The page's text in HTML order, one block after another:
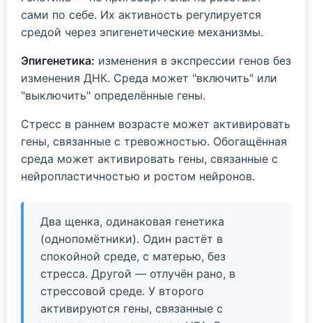
сами по себе. Их активность регулируется
средой через эпигенетические механизмы.
Эпигенетика: изменения в экспрессии генов без
изменения ДНК. Среда может "включить" или
"выключить" определённые гены.
Стресс в раннем возрасте может активировать
гены, связанные с тревожностью. Обогащённая
среда может активировать гены, связанные с
нейропластичностью и ростом нейронов.
Два щенка, одинаковая генетика
(однопомётники). Один растёт в
спокойной среде, с матерью, без
стресса. Другой — отлучён рано, в
стрессовой среде. У второго
активируются гены, связанные с